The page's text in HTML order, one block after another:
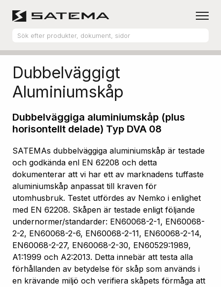
Produktsortiment Aluminiumskåp
Dubbelväggigt
Aluminiumskåp
Dubbelväggiga aluminiumskåp (plus
horisontellt delade) Typ DVA 08
SATEMAs dubbelväggiga aluminiumskåp är testade
och godkända enl EN 62208 och detta
dokumenterar att vi har ett av marknadens tuffaste
aluminiumskåp anpassat till kraven för
utomhusbruk. Testet utfördes av Nemko i enlighet
med EN 62208. Skåpen är testade enligt följande
undernormer/standarder: EN60068-2-1, EN60068-
2-2, EN60068-2-6, EN60068-2-11, EN60068-2-14,
EN60068-2-27, EN60068-2-30, EN60529:1989,
A1:1999 och A2:2013. Detta innebär att testa alla
förhållanden av betydelse för skåp som används i
en krävande miljö och verifiera skåpets förmåga att